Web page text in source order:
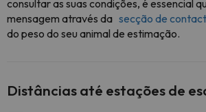
consultar as suas condições, é essencial
mensagem através da secção de
do peso do seu animal de estimação.
Distâncias até estações de